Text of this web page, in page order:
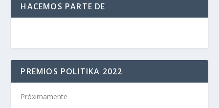
HACEMOS PARTE DE
PREMIOS POLITIKA 2022
Próximamente